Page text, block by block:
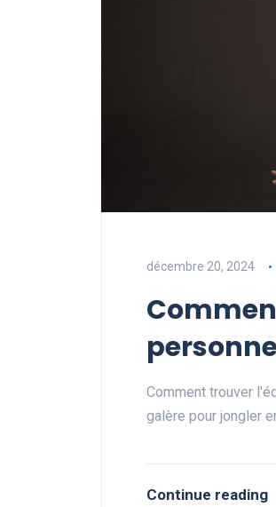
décembre 20, 2024
Comment trouver
galère pour jongler
Continue reading